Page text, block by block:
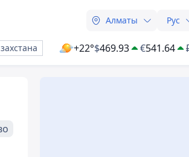
Алматы Рус
+22°$469.93 €541.64